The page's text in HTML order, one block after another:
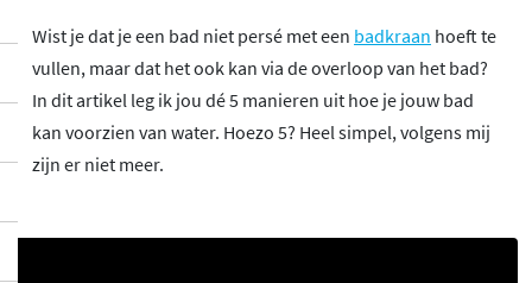
Wist je dat je een bad niet persé met een badkraan hoeft te
vullen, maar dat het ook kan via de overloop van het bad?
In dit artikel leg ik jou dé 5 manieren uit hoe je jouw bad
kan voorzien van water. Hoezo 5? Heel simpel, volgens mij
zijn er niet meer.